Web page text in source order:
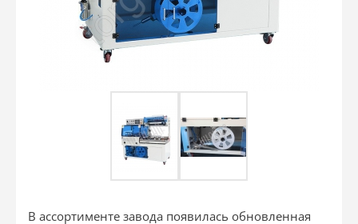
В ассортименте завода появилась обновленная